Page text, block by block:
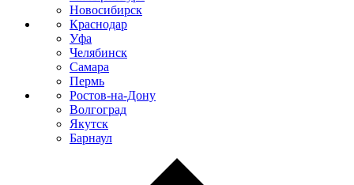
Новосибирск
Краснодар
Уфа
Челябинск
Самара
Пермь
Ростов-на-Дону
Волгоград
Якутск
Барнаул